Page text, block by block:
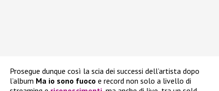
Prosegue dunque così la scia dei successi dell’artista dopo
l’album Ma io sono fuoco e record non solo a livello di